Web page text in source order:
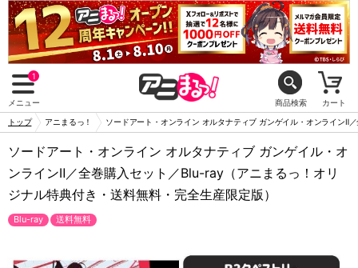
1
メニュー 商品検索 カート
トップ アニまるっ！ ソードアート・オンライン オルタナティブ ガンゲイル・オンラインⅡ
ソードアート・オンライン オルタナティブ ガンゲイル・オ
ンラインⅡ／全巻購入セット／Blu-ray（アニまるっ！オリ
ジナル特典付き・送料無料・完全生産限定版）
Blu-ray 送料無料